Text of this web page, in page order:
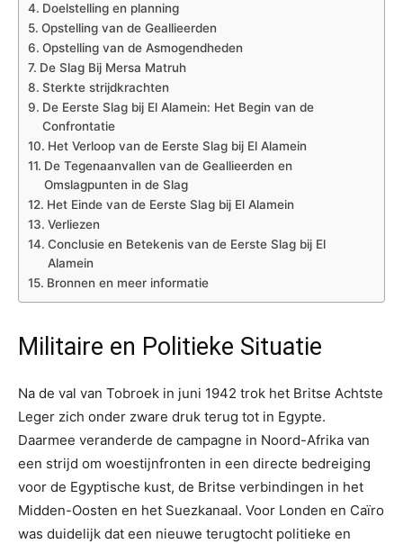
Doelstelling en planning
Opstelling van de Geallieerden
Opstelling van de Asmogendheden
De Slag Bij Mersa Matruh
Sterkte strijdkrachten
De Eerste Slag bij El Alamein: Het Begin van de
Confrontatie
Het Verloop van de Eerste Slag bij El Alamein
De Tegenaanvallen van de Geallieerden en
Omslagpunten in de Slag
Het Einde van de Eerste Slag bij El Alamein
Verliezen
Conclusie en Betekenis van de Eerste Slag bij El
Alamein
Bronnen en meer informatie
Militaire en Politieke Situatie
Na de val van Tobroek in juni 1942 trok het Britse Achtste
Leger zich onder zware druk terug tot in Egypte.
Daarmee veranderde de campagne in Noord-Afrika van
een strijd om woestijnfronten in een directe bedreiging
voor de Egyptische kust, de Britse verbindingen in het
Midden-Oosten en het Suezkanaal. Voor Londen en Caïro
was duidelijk dat een nieuwe terugtocht politieke en